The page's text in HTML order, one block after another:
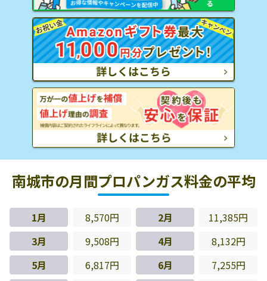
南城市の月間プロパンガス料金の平均
1月 8,570円 2月
11,385円
3月
9,508円 4月
8,132円
5月
6,817円 6月
7,255円